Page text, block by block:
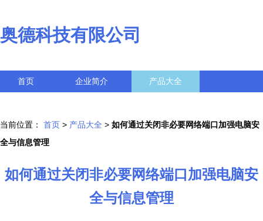
奥德科技有限公司
首页 企业简介 产品大全
当前位置： 首页 > 产品大全 > 如何通过关闭非必要网络端口加强电脑安
全与信息管理
如何通过关闭非必要网络端口加强电脑安
全与信息管理